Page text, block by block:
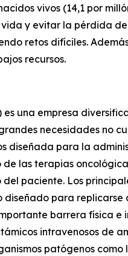
vivos (14,1 por
vida y evitar la pérdida
retos difíciles.
recursos.
es una empresa
necesidades no
diseñada para la
las terapias
paciente. Los
para
barrera física
intravenosos de
patógenos